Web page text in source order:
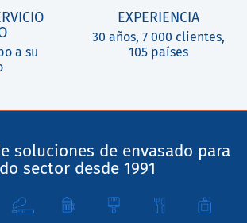
a su
EXPERIENCIA
30 años, 7 000 clientes,
105 países
soluciones de envasado para
sector desde 1991